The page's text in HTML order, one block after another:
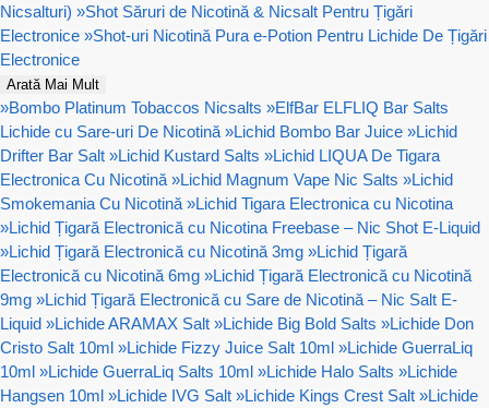
Nicsalturi) »Shot Săruri de Nicotină & Nicsalt Pentru Țigări
Electronice »Shot-uri Nicotină Pura e-Potion Pentru Lichide De Țigări
Electronice
Arată Mai Mult
»Bombo Platinum Tobaccos Nicsalts »ElfBar ELFLIQ Bar Salts
Lichide cu Sare-uri De Nicotină »Lichid Bombo Bar Juice »Lichid
Drifter Bar Salt »Lichid Kustard Salts »Lichid LIQUA De Tigara
Electronica Cu Nicotină »Lichid Magnum Vape Nic Salts »Lichid
Smokemania Cu Nicotină »Lichid Tigara Electronica cu Nicotina
»Lichid Țigară Electronică cu Nicotina Freebase – Nic Shot E-Liquid
»Lichid Țigară Electronică cu Nicotină 3mg »Lichid Țigară
Electronică cu Nicotină 6mg »Lichid Țigară Electronică cu Nicotină
9mg »Lichid Țigară Electronică cu Sare de Nicotină – Nic Salt E-
Liquid »Lichide ARAMAX Salt »Lichide Big Bold Salts »Lichide Don
Cristo Salt 10ml »Lichide Fizzy Juice Salt 10ml »Lichide GuerraLiq
10ml »Lichide GuerraLiq Salts 10ml »Lichide Halo Salts »Lichide
Hangsen 10ml »Lichide IVG Salt »Lichide Kings Crest Salt »Lichide